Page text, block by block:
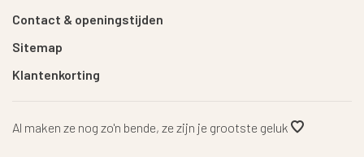
Contact & openingstijden
Sitemap
Klantenkorting
Al maken ze nog zo'n bende, ze zijn je grootste geluk